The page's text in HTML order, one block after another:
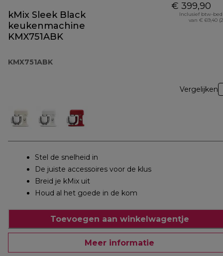
kMix Sleek Black
keukenmachine
KMX751ABK
KMX751ABK
€ 399,90
Inclusief btw-
van € 69,40
Vergelijken
Stel de snelheid in
De juiste accessoires voor de klus
Breid je kMix uit
Houd al het goede in de kom
Toevoegen aan winkelwagentje
Meer informatie